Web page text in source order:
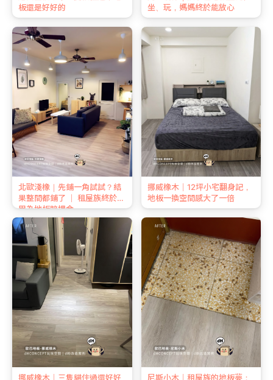
板還是好好的
坐、玩，媽媽終於能放心
北歐淺橡｜先鋪一角試試？結
果整間都鋪了 ｜ 租屋族終於不
用為地板賠押金
挪威橡木｜12坪小宅翻身記，
地板一換空間感大了一倍
挪威橡木｜三隻貓住過還好好 尼斯小木｜租屋族的地板夢：